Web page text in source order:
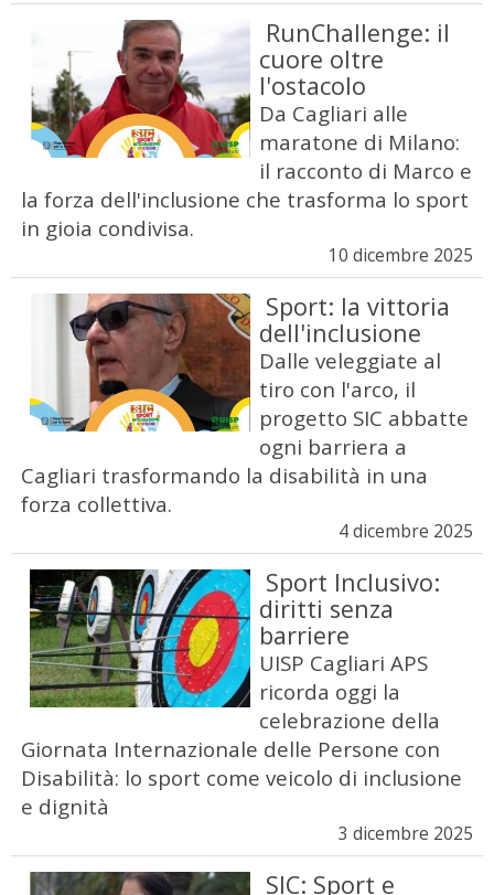
RunChallenge: il
cuore oltre
l'ostacolo
Da Cagliari alle
maratone di Milano:
il racconto di Marco e
la forza dell'inclusione che trasforma lo sport
in gioia condivisa.
10 dicembre 2025
Sport: la vittoria
dell'inclusione
Dalle veleggiate al
tiro con l'arco, il
progetto SIC abbatte
ogni barriera a
Cagliari trasformando la disabilità in una
forza collettiva.
4 dicembre 2025
Sport Inclusivo:
diritti senza
barriere
UISP Cagliari APS
ricorda oggi la
celebrazione della
Giornata Internazionale delle Persone con
Disabilità: lo sport come veicolo di inclusione
e dignità
3 dicembre 2025
SIC: Sport e